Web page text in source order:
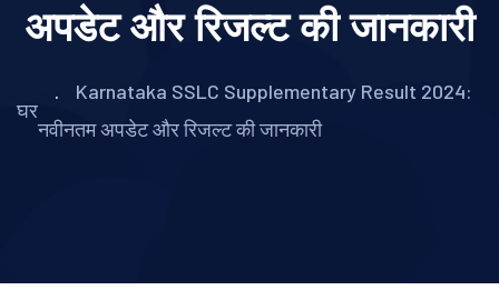
अपडेट और रिजल्ट की जानकारी
घर
Karnataka SSLC Supplementary Result 2024:
नवीनतम अपडेट और रिजल्ट की जानकारी